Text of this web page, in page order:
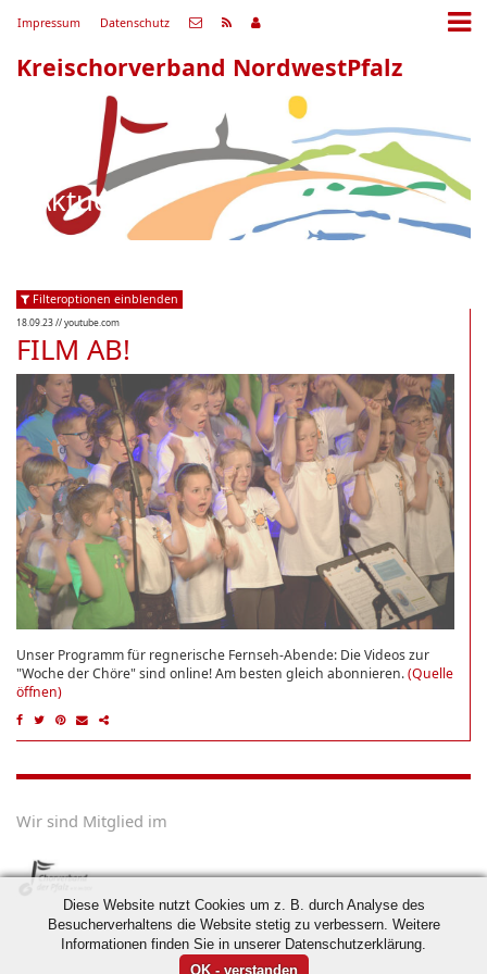
Impressum Datenschutz
Kreischorverband NordwestPfalz
Aktuell
Filteroptionen einblenden
18.09.23// youtube.com
FILM AB!
Unser Programm für regnerische Fernseh-Abende: Die Videos zur
"Woche der Chöre" sind online! Am besten gleich abonnieren.(Quelle
öffnen)
Wir sind Mitglied im
Diese Website nutzt Cookies um z. B. durch Analyse des
Besucherverhaltens die Website stetig zu verbessern. Weitere
Informationen finden Sie in unserer Datenschutzerklärung.